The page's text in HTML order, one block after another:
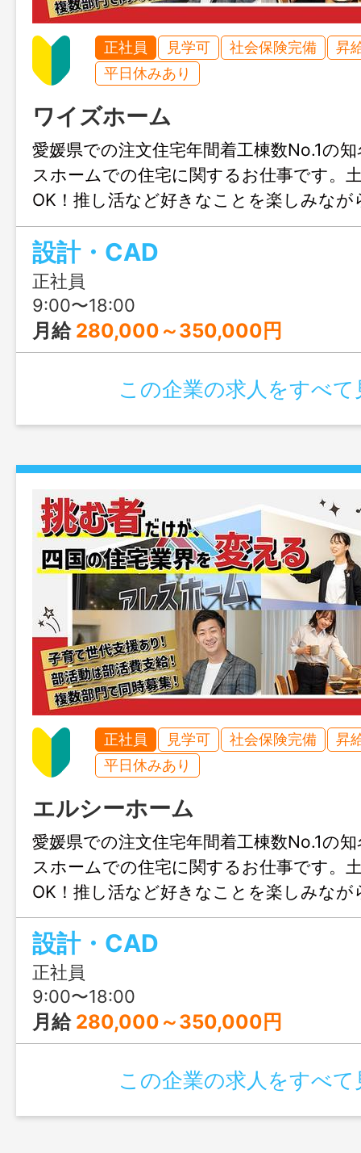
正社員 見学可 社会保険完備
昇
平日休みあり
ワイズホーム
愛媛県での注文住宅年間着工棟数No.1の
スホームでの住宅に関するお仕事です。
OK！推し活など好きなことを楽しみな
きます♪結婚や出産のタイミングでも安心
も充実！人生設計が変わっても安定して
リアチェンジしてみませんか？職場見学
ます！
設計・CAD
正社員
9:00〜18:00
月給 280,000～350,000円
この企業の求人をすべて
正社員 見学可 社会保険完備
昇
平日休みあり
エルシーホーム
愛媛県での注文住宅年間着工棟数No.1の
スホームでの住宅に関するお仕事です。
OK！推し活など好きなことを楽しみな
きます♪結婚や出産のタイミングでも安心
も充実！人生設計が変わっても安定して
リアチェンジしてみませんか？職場見学
ます！
設計・CAD
正社員
9:00〜18:00
月給 280,000～350,000円
この企業の求人をすべて